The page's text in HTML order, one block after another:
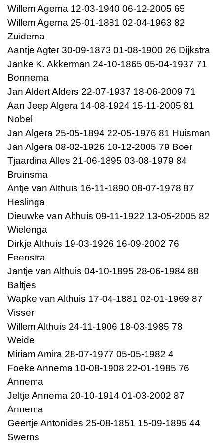
Willem Agema 12-03-1940 06-12-2005 65
Willem Agema 25-01-1881 02-04-1963 82
Zuidema
Aantje Agter 30-09-1873 01-08-1900 26 Dijkstra
Janke K. Akkerman 24-10-1865 05-04-1937 71
Bonnema
Jan Aldert Alders 22-07-1937 18-06-2009 71
Aan Jeep Algera 14-08-1924 15-11-2005 81
Nobel
Jan Algera 25-05-1894 22-05-1976 81 Huisman
Jan Algera 08-02-1926 10-12-2005 79 Boer
Tjaardina Alles 21-06-1895 03-08-1979 84
Bruinsma
Antje van Althuis 16-11-1890 08-07-1978 87
Heslinga
Dieuwke van Althuis 09-11-1922 13-05-2005 82
Wielenga
Dirkje Althuis 19-03-1926 16-09-2002 76
Feenstra
Jantje van Althuis 04-10-1895 28-06-1984 88
Baltjes
Wapke van Althuis 17-04-1881 02-01-1969 87
Visser
Willem Althuis 24-11-1906 18-03-1985 78
Weide
Miriam Amira 28-07-1977 05-05-1982 4
Foeke Annema 10-08-1908 22-01-1985 76
Annema
Jeltje Annema 20-10-1914 01-03-2002 87
Annema
Geertje Antonides 25-08-1851 15-09-1895 44
Swerns